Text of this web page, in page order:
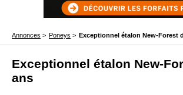
Annonces > Poneys > Exceptionnel étalon New-Forest
Exceptionnel étalon New-
ans